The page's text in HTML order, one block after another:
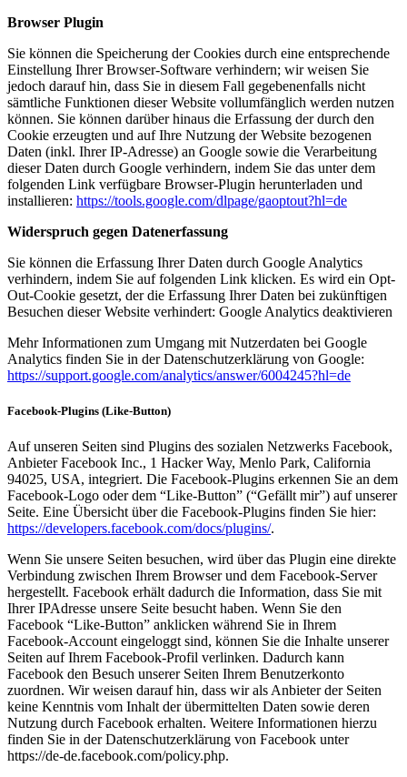
Browser Plugin
Sie können die Speicherung der Cookies durch eine entsprechende
Einstellung Ihrer Browser-Software verhindern; wir weisen Sie
jedoch darauf hin, dass Sie in diesem Fall gegebenenfalls nicht
sämtliche Funktionen dieser Website vollumfänglich werden nutzen
können. Sie können darüber hinaus die Erfassung der durch den
Cookie erzeugten und auf Ihre Nutzung der Website bezogenen
Daten (inkl. Ihrer IP-Adresse) an Google sowie die Verarbeitung
dieser Daten durch Google verhindern, indem Sie das unter dem
folgenden Link verfügbare Browser-Plugin herunterladen und
installieren: https://tools.google.com/dlpage/gaoptout?hl=de
Widerspruch gegen Datenerfassung
Sie können die Erfassung Ihrer Daten durch Google Analytics
verhindern, indem Sie auf folgenden Link klicken. Es wird ein Opt-
Out-Cookie gesetzt, der die Erfassung Ihrer Daten bei zukünftigen
Besuchen dieser Website verhindert: Google Analytics deaktivieren
Mehr Informationen zum Umgang mit Nutzerdaten bei Google
Analytics finden Sie in der Datenschutzerklärung von Google:
https://support.google.com/analytics/answer/6004245?hl=de
Facebook-Plugins (Like-Button)
Auf unseren Seiten sind Plugins des sozialen Netzwerks Facebook,
Anbieter Facebook Inc., 1 Hacker Way, Menlo Park, California
94025, USA, integriert. Die Facebook-Plugins erkennen Sie an dem
Facebook-Logo oder dem “Like-Button” (“Gefällt mir”) auf unserer
Seite. Eine Übersicht über die Facebook-Plugins finden Sie hier:
https://developers.facebook.com/docs/plugins/.
Wenn Sie unsere Seiten besuchen, wird über das Plugin eine direkte
Verbindung zwischen Ihrem Browser und dem Facebook-Server
hergestellt. Facebook erhält dadurch die Information, dass Sie mit
Ihrer IPAdresse unsere Seite besucht haben. Wenn Sie den
Facebook “Like-Button” anklicken während Sie in Ihrem
Facebook-Account eingeloggt sind, können Sie die Inhalte unserer
Seiten auf Ihrem Facebook-Profil verlinken. Dadurch kann
Facebook den Besuch unserer Seiten Ihrem Benutzerkonto
zuordnen. Wir weisen darauf hin, dass wir als Anbieter der Seiten
keine Kenntnis vom Inhalt der übermittelten Daten sowie deren
Nutzung durch Facebook erhalten. Weitere Informationen hierzu
finden Sie in der Datenschutzerklärung von Facebook unter
https://de-de.facebook.com/policy.php.